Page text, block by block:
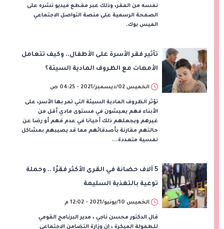
نفسه من الفقر، وذلك عبر مقطع فيديو نشره على
الصفحة الرسمية على منصة التواصل الاجتماعي
الفيس بوك.
تأثير فقر الأسرة على الأطفال.. وكيف تتعامل
الأمهات مع الظروف المادية السيئة؟
الخميس 02/ديسمبر/2021 - 04:25 ص
تؤثر الظروف المادية السيئة التي تمر بها الأسر، على
الأبناء فهم يعيشون في مستوى مادي أقل من
غيرهم ويجعلهم ذلك أحيانا في عدم فهم أو رضا عن
حالتهم مقارنة بأصدقائهم مما قد يصيبهم بمشاكل
نفسية متعددة...
5 آلاف حضانة في القرى الأكثر فقرًا .. وحملة
توعية بالتغذية السليمة
الخميس 10/يونيو/2021 - 12:02 م
قال الدكتور محسن ناجي ، مدير البرنامج القومي
للطفولة المبكرة ، إن وزارة التضامن الاجتماعي